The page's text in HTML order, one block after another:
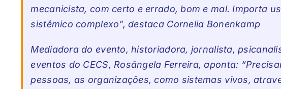
mecanicista, com certo e errado, bom e mal. Importa
sistêmico complexo”, destaca Cornelia Bonenkamp
Mediadora do evento, historiadora, jornalista,
eventos do CECS, Rosângela Ferreira, aponta:
pessoas, as organizações, como sistemas vivos,